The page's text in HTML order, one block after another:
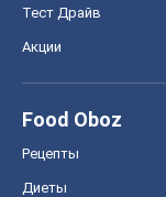
Тест Драйв
Акции
Food Oboz
Рецепты
Диеты